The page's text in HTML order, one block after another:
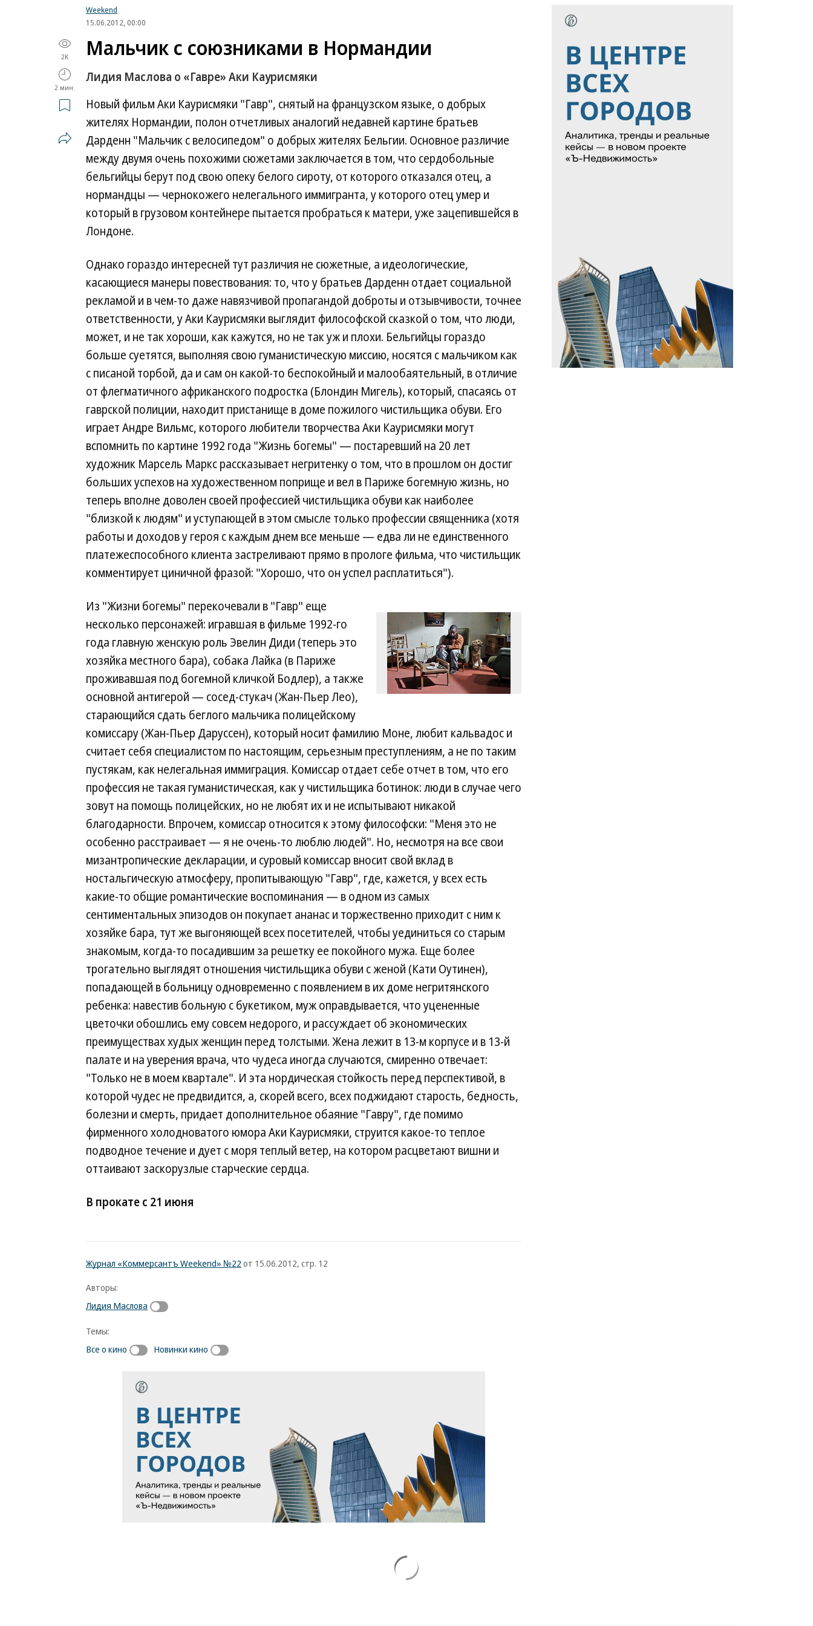
Weekend
15.06.2012, 00:00
2K
2 мин.
Мальчик с союзниками в Нормандии
Лидия Маслова о «Гавре» Аки Каурисмяки
Новый фильм Аки Каурисмяки "Гавр", снятый на французском языке, о добрых
жителях Нормандии, полон отчетливых аналогий недавней картине братьев
Дарденн "Мальчик с велосипедом" о добрых жителях Бельгии. Основное различие
между двумя очень похожими сюжетами заключается в том, что сердобольные
бельгийцы берут под свою опеку белого сироту, от которого отказался отец, а
нормандцы — чернокожего нелегального иммигранта, у которого отец умер и
который в грузовом контейнере пытается пробраться к матери, уже зацепившейся в
Лондоне.
Однако гораздо интересней тут различия не сюжетные, а идеологические,
касающиеся манеры повествования: то, что у братьев Дарденн отдает социальной
рекламой и в чем-то даже навязчивой пропагандой доброты и отзывчивости, точнее
ответственности, у Аки Каурисмяки выглядит философской сказкой о том, что люди,
может, и не так хороши, как кажутся, но не так уж и плохи. Бельгийцы гораздо
больше суетятся, выполняя свою гуманистическую миссию, носятся с мальчиком как
с писаной торбой, да и сам он какой-то беспокойный и малообаятельный, в отличие
от флегматичного африканского подростка (Блондин Мигель), который, спасаясь от
гаврской полиции, находит пристанище в доме пожилого чистильщика обуви. Его
играет Андре Вильмс, которого любители творчества Аки Каурисмяки могут
вспомнить по картине 1992 года "Жизнь богемы" — постаревший на 20 лет
художник Марсель Маркс рассказывает негритенку о том, что в прошлом он достиг
больших успехов на художественном поприще и вел в Париже богемную жизнь, но
теперь вполне доволен своей профессией чистильщика обуви как наиболее
"близкой к людям" и уступающей в этом смысле только профессии священника (хотя
работы и доходов у героя с каждым днем все меньше — едва ли не единственного
платежеспособного клиента застреливают прямо в прологе фильма, что чистильщик
комментирует циничной фразой: "Хорошо, что он успел расплатиться").
Из "Жизни богемы" перекочевали в "Гавр" еще
несколько персонажей: игравшая в фильме 1992-го
года главную женскую роль Эвелин Диди (теперь это
хозяйка местного бара), собака Лайка (в Париже
проживавшая под богемной кличкой Бодлер), а также
основной антигерой — сосед-стукач (Жан-Пьер Лео),
старающийся сдать беглого мальчика полицейскому
комиссару (Жан-Пьер Даруссен), который носит фамилию Моне, любит кальвадос и
считает себя специалистом по настоящим, серьезным преступлениям, а не по таким
пустякам, как нелегальная иммиграция. Комиссар отдает себе отчет в том, что его
профессия не такая гуманистическая, как у чистильщика ботинок: люди в случае чего
зовут на помощь полицейских, но не любят их и не испытывают никакой
благодарности. Впрочем, комиссар относится к этому философски: "Меня это не
особенно расстраивает — я не очень-то люблю людей". Но, несмотря на все свои
мизантропические декларации, и суровый комиссар вносит свой вклад в
ностальгическую атмосферу, пропитывающую "Гавр", где, кажется, у всех есть
какие-то общие романтические воспоминания — в одном из самых
сентиментальных эпизодов он покупает ананас и торжественно приходит с ним к
хозяйке бара, тут же выгоняющей всех посетителей, чтобы уединиться со старым
знакомым, когда-то посадившим за решетку ее покойного мужа. Еще более
трогательно выглядят отношения чистильщика обуви с женой (Кати Оутинен),
попадающей в больницу одновременно с появлением в их доме негритянского
ребенка: навестив больную с букетиком, муж оправдывается, что уцененные
цветочки обошлись ему совсем недорого, и рассуждает об экономических
преимуществах худых женщин перед толстыми. Жена лежит в 13-м корпусе и в 13-й
палате и на уверения врача, что чудеса иногда случаются, смиренно отвечает:
"Только не в моем квартале". И эта нордическая стойкость перед перспективой, в
которой чудес не предвидится, а, скорей всего, всех поджидают старость, бедность,
болезни и смерть, придает дополнительное обаяние "Гавру", где помимо
фирменного холодноватого юмора Аки Каурисмяки, струится какое-то теплое
подводное течение и дует с моря теплый ветер, на котором расцветают вишни и
оттаивают заскорузлые старческие сердца.
В прокате с 21 июня
Журнал «Коммерсантъ Weekend» №22 от 15.06.2012, стр. 12
Авторы:
Лидия Маслова
Темы:
Все о кино
Новинки кино